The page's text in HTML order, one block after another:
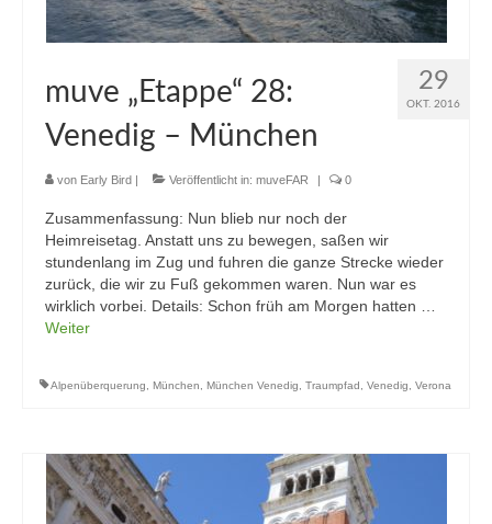
29
OKT. 2016
muve „Etappe“ 28:
Venedig – München
von Early Bird Veröffentlicht in: muveFAR 0
Zusammenfassung: Nun blieb nur noch der
Heimreisetag. Anstatt uns zu bewegen, saßen wir
stundenlang im Zug und fuhren die ganze Strecke wieder
zurück, die wir zu Fuß gekommen waren. Nun war es
wirklich vorbei. Details: Schon früh am Morgen hatten …
Weiter
Alpenüberquerung, München, München Venedig, Traumpfad, Venedig, Verona